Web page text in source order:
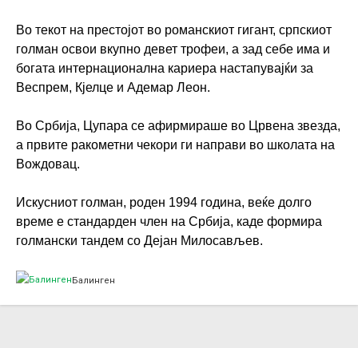
Во текот на престојот во романскиот гигант, српскиот
голман освои вкупно девет трофеи, а зад себе има и
богата интернационална кариера настапувајќи за
Веспрем, Кјелце и Адемар Леон.
Во Србија, Цупара се афирмираше во Црвена звезда,
а првите ракометни чекори ги направи во школата на
Вождовац.
Искусниот голман, роден 1994 година, веќе долго
време е стандарден член на Србија, каде формира
голмански тандем со Дејан Милосављев.
Балинген